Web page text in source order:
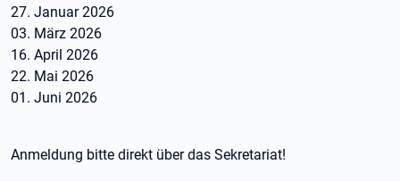
27. Januar 2026
03. März 2026
16. April 2026
22. Mai 2026
01. Juni 2026
Anmeldung bitte direkt über das Sekretariat!